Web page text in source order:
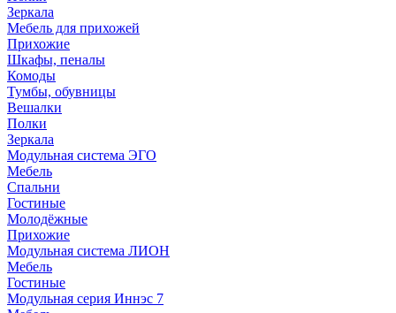
Зеркала
Мебель для прихожей
Прихожие
Шкафы, пеналы
Комоды
Тумбы, обувницы
Вешалки
Полки
Зеркала
Модульная система ЭГО
Мебель
Спальни
Гостиные
Молодёжные
Прихожие
Модульная система ЛИОН
Мебель
Гостиные
Модульная серия Иннэс 7